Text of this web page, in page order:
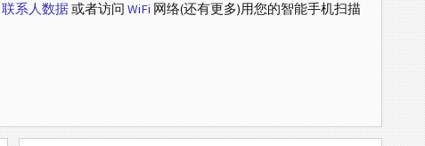
联系人数据或者访问 WiFi 网络(还有更多)用您的智能手机扫描